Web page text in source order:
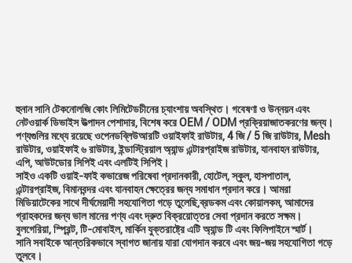
হুনান সানি টেকনোলজি কোং লিমিটেডচীনের চ্যাংশায় অবস্থিত। গবেষণা ও উন্নয়ন এবং
নেটওয়ার্ক ডিভাইস উত্পাদন পেশাদার, বিশেষ করে OEM / ODM প্রক্রিয়াজাতকরণের জন্য।
পণ্যগুলির মধ্যে রয়েছে ওপেনডব্লিউআরটি ওয়াইফাই রাউটার, 4 জি / 5 জি রাউটার, Mesh
রাউটার, ওয়াইফাই ৬ রাউটার, ইন্ডাস্ট্রিয়াল অ্যান্ড এন্টারপ্রাইজ রাউটার, যানবাহন রাউটার,
এপি, আউটডোর সিপিই এবং এলটিই সিপিই।
সাইও একটি ওয়াই-ফাই কভারেজ পরিষেবা প্রদানকারী, হোটেল, স্কুল, হাসপাতাল,
এন্টারপ্রাইজ, বিমানবন্দর এবং যানবাহন ক্ষেত্রের জন্য সমাধান প্রদান করে। আমরা
মিডিয়াটেকের সাথে দীর্ঘমেয়াদী সহযোগিতা গড়ে তুলেছি,ব্রডকম এবং কোয়ালকম, আমাদের
গ্রাহকদের জন্য ভাল মানের পণ্য এবং দ্রুত বিক্রয়োত্তর সেবা প্রদান করতে সক্ষম।
বুলগেরিয়া, স্প্রিন্ট, টি-মোবাইল, মার্কিন যুক্তরাষ্ট্রে এটি অ্যান্ড টি এবং ফিলিপাইনে স্মার্ট।
সানি সবাইকে আন্তরিকভাবে স্বাগত জানায় যারা যোগদান করবে এবং জয়-জয় সহযোগিতা গড়ে
তুলবে।